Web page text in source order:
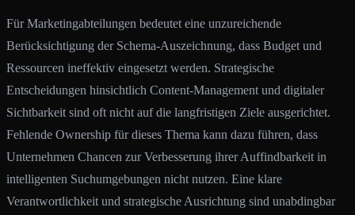
Für Marketingabteilungen bedeutet eine unzureichende
Berücksichtigung der Schema-Auszeichnung, dass Budget und
Ressourcen ineffektiv eingesetzt werden. Strategische
Entscheidungen hinsichtlich Content-Management und digitaler
Sichtbarkeit sind oft nicht auf die langfristigen Ziele ausgerichtet.
Fehlende Ownership für dieses Thema kann dazu führen, dass
Unternehmen Chancen zur Verbesserung ihrer Auffindbarkeit in
intelligenten Suchumgebungen nicht nutzen. Eine klare
Verantwortlichkeit und strategische Ausrichtung sind unabdingbar